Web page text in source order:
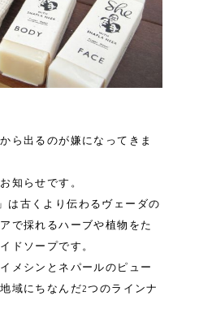
ら出るのが嫌になってきま
知らせです。
は古くより伝わるヴェーダの
で採れるハーブや植物をた
ドソープです。
メシンとネパールのピュー
域にちなんだ2つのラインナ